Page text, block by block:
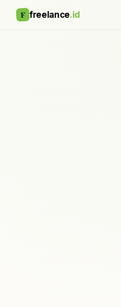
F freelance.id